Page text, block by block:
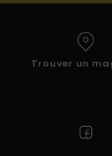
Trouver un